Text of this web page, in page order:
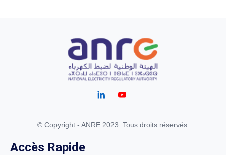
© Copyright - ANRE 2023. Tous droits réservés.
Accès Rapide